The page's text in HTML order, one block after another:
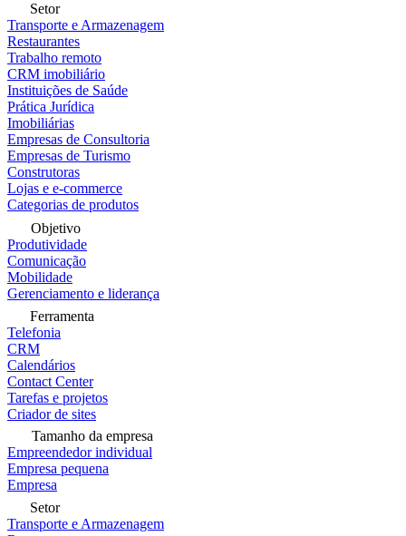
Setor
Transporte e Armazenagem
Restaurantes
Trabalho remoto
CRM imobiliário
Instituições de Saúde
Prática Jurídica
Imobiliárias
Empresas de Consultoria
Empresas de Turismo
Construtoras
Lojas e e-commerce
Categorias de produtos
Objetivo
Produtividade
Comunicação
Mobilidade
Gerenciamento e liderança
Ferramenta
Telefonia
CRM
Calendários
Contact Center
Tarefas e projetos
Criador de sites
Tamanho da empresa
Empreendedor individual
Empresa pequena
Empresa
Setor
Transporte e Armazenagem